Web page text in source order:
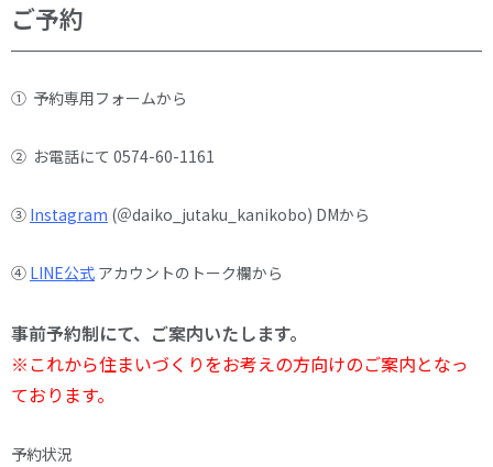
ご予約
① 予約専用フォームから
② お電話にて 0574-60-1161
③ Instagram (＠daiko_jutaku_kanikobo) DMから
④ LINE公式 アカウントのトーク欄から
事前予約制にて、ご案内いたします。
※これから住まいづくりをお考えの方向けのご案内となっ
ております。
予約状況